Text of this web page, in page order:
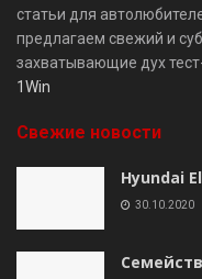
статьи для
предлагаем свежий и
захватывающие дух
1Win
Свежие новости
Hyundai
30.10.2020